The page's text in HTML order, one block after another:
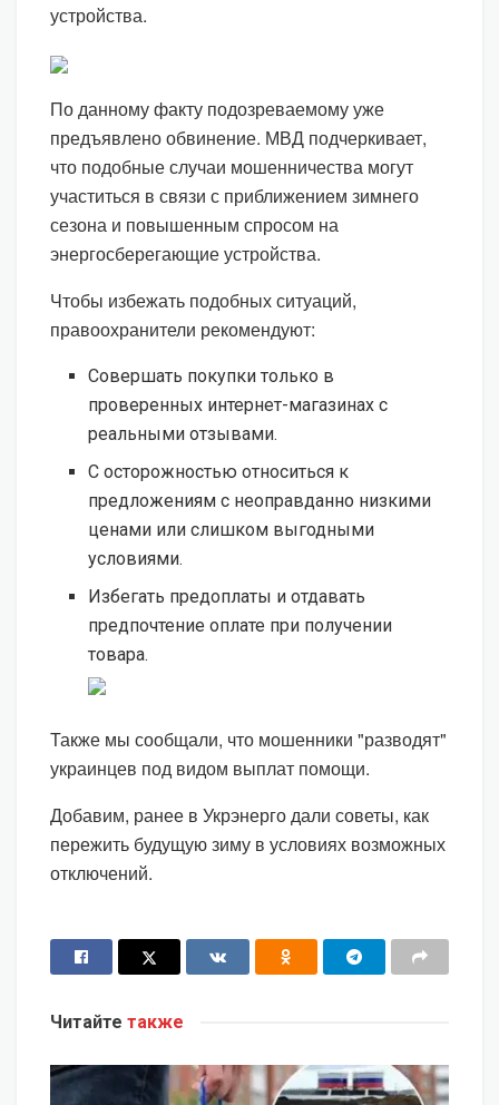
устройства.
По данному факту подозреваемому уже
предъявлено обвинение. МВД подчеркивает,
что подобные случаи мошенничества могут
участиться в связи с приближением зимнего
сезона и повышенным спросом на
энергосберегающие устройства.
Чтобы избежать подобных ситуаций,
правоохранители рекомендуют:
Совершать покупки только в
проверенных интернет-магазинах с
реальными отзывами.
С осторожностью относиться к
предложениям с неоправданно низкими
ценами или слишком выгодными
условиями.
Избегать предоплаты и отдавать
предпочтение оплате при получении
товара.
Также мы сообщали, что мошенники "разводят"
украинцев под видом выплат помощи.
Добавим, ранее в Укрэнерго дали советы, как
пережить будущую зиму в условиях возможных
отключений.
Читайте также